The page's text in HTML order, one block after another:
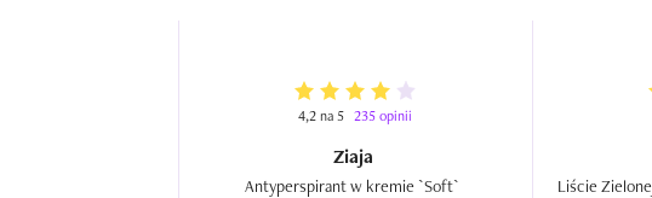
4,2 na 5 235 opinii
Ziaja
Liście